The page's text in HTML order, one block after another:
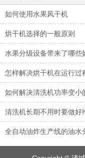
如何使用水果风干机
烘干机选择的一般原则
水果分级设备带来了哪些
怎样解决烘干机在运行过
如何解决清洗机功率变小
清洗机长期不用时要做好
全自动油炸生产线的油水